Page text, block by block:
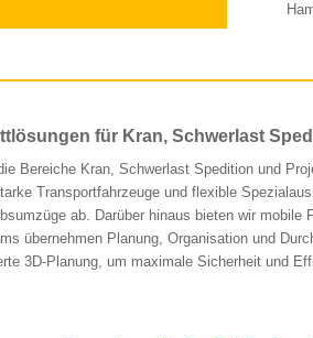
für Kran, Schwerlast
Bereiche Kran, Schwerlast Spedition und
Transportfahrzeuge und flexible
ab. Darüber hinaus bieten wir
übernehmen Planung, Organisation und
3D-Planung, um maximale Sicherheit und